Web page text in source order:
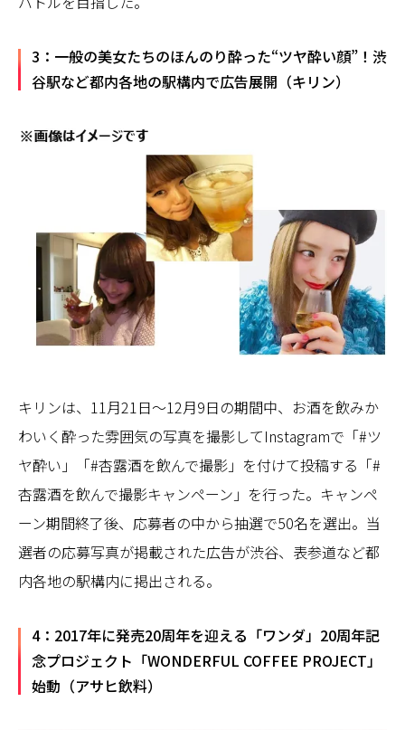
3：一般の美女たちのほんのり酔った“ツヤ酔い顔”！渋
谷駅など都内各地の駅構内で広告展開（キリン）
キリンは、11月21日〜12月9日の期間中、お酒を飲みか
わいく酔った雰囲気の写真を撮影してInstagramで「#ツ
ヤ酔い」「#杏露酒を飲んで撮影」を付けて投稿する「#
杏露酒を飲んで撮影キャンペーン」を行った。キャンペ
ーン期間終了後、応募者の中から抽選で50名を選出。当
選者の応募写真が掲載された広告が渋谷、表参道など都
内各地の駅構内に掲出される。
4：2017年に発売20周年を迎える「ワンダ」20周年記
念プロジェクト「WONDERFUL COFFEE PROJECT」
始動（アサヒ飲料）